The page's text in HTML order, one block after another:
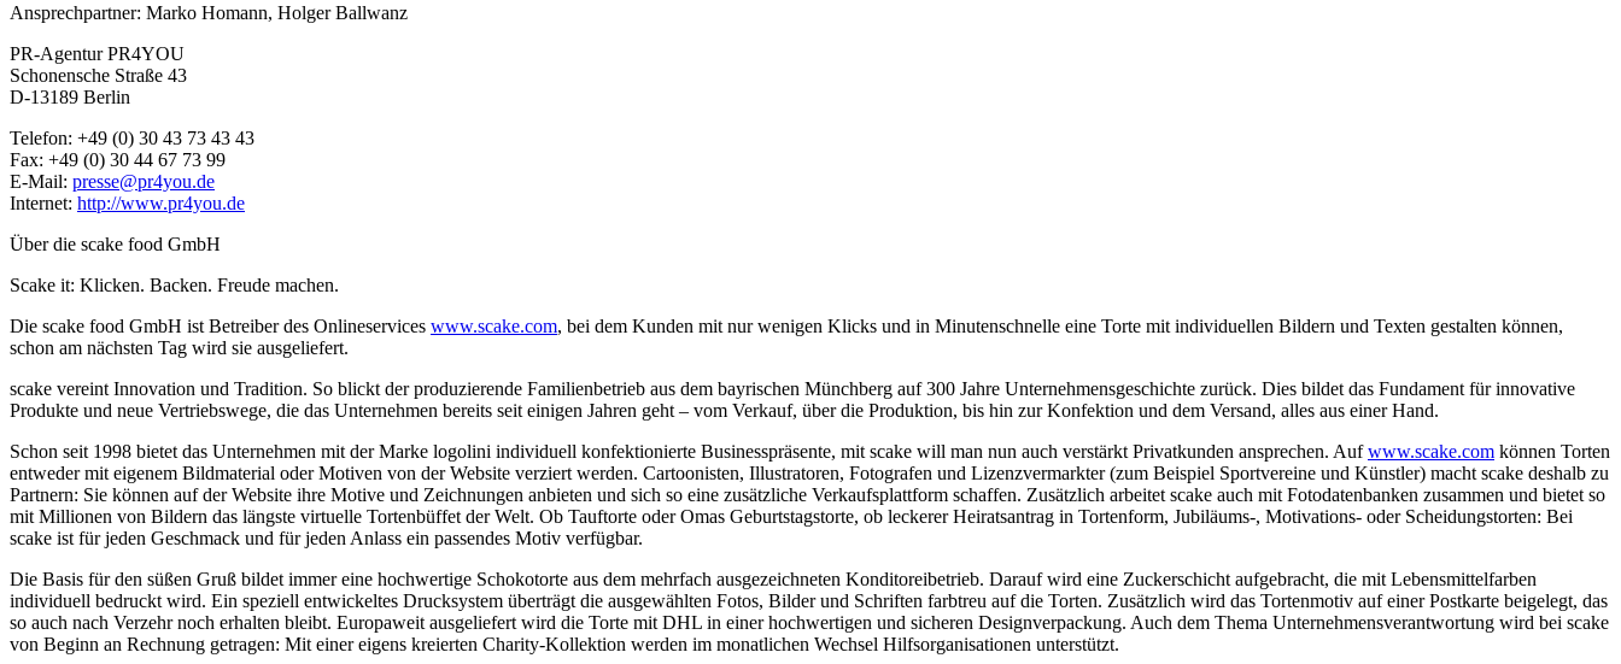
Ansprechpartner: Marko Homann, Holger Ballwanz
PR-Agentur PR4YOU
Schonensche Straße 43
D-13189 Berlin
Telefon: +49 (0) 30 43 73 43 43
Fax: +49 (0) 30 44 67 73 99
E-Mail: presse@pr4you.de
Internet: http://www.pr4you.de
Über die scake food GmbH
Scake it: Klicken. Backen. Freude machen.
Die scake food GmbH ist Betreiber des Onlineservices www.scake.com, bei dem Kunden mit nur wenigen Klicks und in Minutenschnelle eine Torte mit individuellen Bildern und Texten gestalten können,
schon am nächsten Tag wird sie ausgeliefert.
scake vereint Innovation und Tradition. So blickt der produzierende Familienbetrieb aus dem bayrischen Münchberg auf 300 Jahre Unternehmensgeschichte zurück. Dies bildet das Fundament für innovative
Produkte und neue Vertriebswege, die das Unternehmen bereits seit einigen Jahren geht – vom Verkauf, über die Produktion, bis hin zur Konfektion und dem Versand, alles aus einer Hand.
Schon seit 1998 bietet das Unternehmen mit der Marke logolini individuell konfektionierte Businesspräsente, mit scake will man nun auch verstärkt Privatkunden ansprechen. Aufwww.scake.com können Torten
entweder mit eigenem Bildmaterial oder Motiven von der Website verziert werden. Cartoonisten, Illustratoren, Fotografen und Lizenzvermarkter (zum Beispiel Sportvereine und Künstler) macht scake deshalb zu
Partnern: Sie können auf der Website ihre Motive und Zeichnungen anbieten und sich so eine zusätzliche Verkaufsplattform schaffen. Zusätzlich arbeitet scake auch mit Fotodatenbanken zusammen und bietet so
mit Millionen von Bildern das längste virtuelle Tortenbüffet der Welt. Ob Tauftorte oder Omas Geburtstagstorte, ob leckerer Heiratsantrag in Tortenform, Jubiläums-, Motivations- oder Scheidungstorten: Bei
scake ist für jeden Geschmack und für jeden Anlass ein passendes Motiv verfügbar.
Die Basis für den süßen Gruß bildet immer eine hochwertige Schokotorte aus dem mehrfach ausgezeichneten Konditoreibetrieb. Darauf wird eine Zuckerschicht aufgebracht, die mit Lebensmittelfarben
individuell bedruckt wird. Ein speziell entwickeltes Drucksystem überträgt die ausgewählten Fotos, Bilder und Schriften farbtreu auf die Torten. Zusätzlich wird das Tortenmotiv auf einer Postkarte beigelegt, das
so auch nach Verzehr noch erhalten bleibt. Europaweit ausgeliefert wird die Torte mit DHL in einer hochwertigen und sicheren Designverpackung. Auch dem Thema Unternehmensverantwortung wird bei scake
von Beginn an Rechnung getragen: Mit einer eigens kreierten Charity-Kollektion werden im monatlichen Wechsel Hilfsorganisationen unterstützt.